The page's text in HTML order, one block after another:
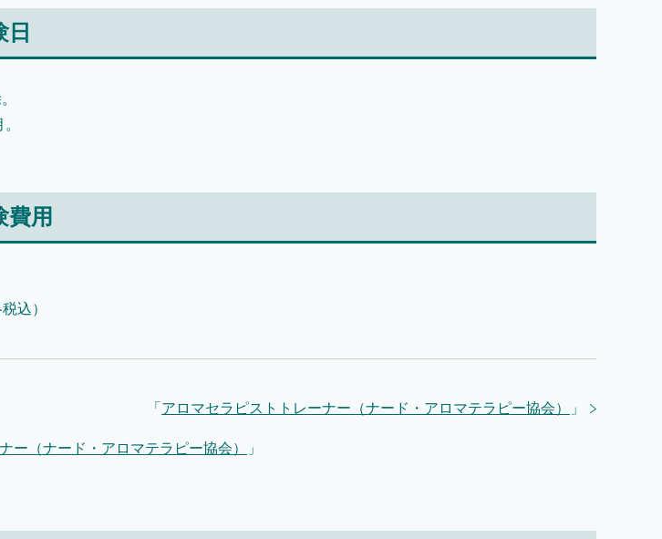
日
費用
込）
「 アロマセラピストトレーナー（ナード・アロマテラピー協会） 」
ー（ナード・アロマテラピー協会） 」